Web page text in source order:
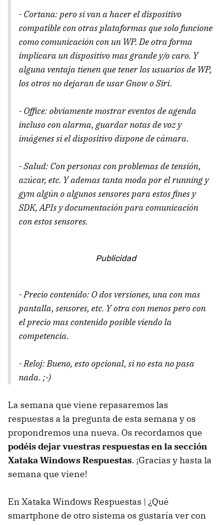
- Cortana: pero si van a hacer el dispositivo
compatible con otras plataformas que solo funcione
como comunicación con un WP. De otra forma
implicara un dispositivo mas grande y/o caro. Y
alguna ventaja tienen que tener los usuarios de WP,
los otros no dejaran de usar Gnow o Siri.
- Office: obviamente mostrar eventos de agenda
incluso con alarma, guardar notas de voz y
imágenes si el dispositivo dispone de cámara.
- Salud: Con personas con problemas de tensión,
azúcar, etc. Y ademas tanta moda por el running y
gym algún o algunos sensores para estos fines y
SDK, APIs y documentación para comunicación
con estos sensores.
- Precio contenido: O dos versiones, una con mas
pantalla, sensores, etc. Y otra con menos pero con
el precio mas contenido posible viendo la
competencia.
- Reloj: Bueno, esto opcional, si no esta no pasa
nada. ;-)
La semana que viene repasaremos las
respuestas a la pregunta de esta semana y os
propondremos una nueva. Os recordamos que
podéis dejar vuestras respuestas en la sección
Xataka Windows Respuestas. ¡Gracias y hasta la
semana que viene!
En Xataka Windows Respuestas | ¿Qué
smartphone de otro sistema os gustaría ver con